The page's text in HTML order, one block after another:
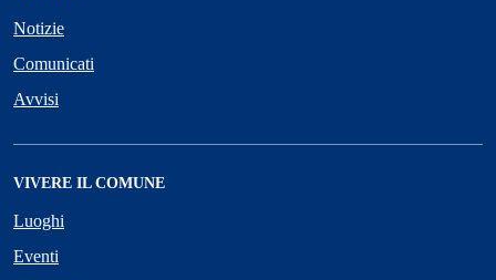
Notizie
Comunicati
Avvisi
VIVERE IL COMUNE
Luoghi
Eventi